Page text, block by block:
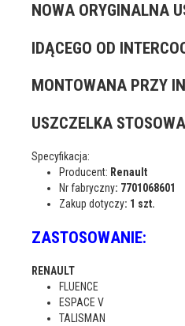
NOWA ORYGINALNA
IDĄCEGO OD
MONTOWANA PRZY
USZCZELKA
Specyfikacja:
Producent: Renault
Nr fabryczny: 7701068601
Zakup dotyczy: 1 szt.
ZASTOSOWANIE:
RENAULT
FLUENCE
ESPACE V
TALISMAN